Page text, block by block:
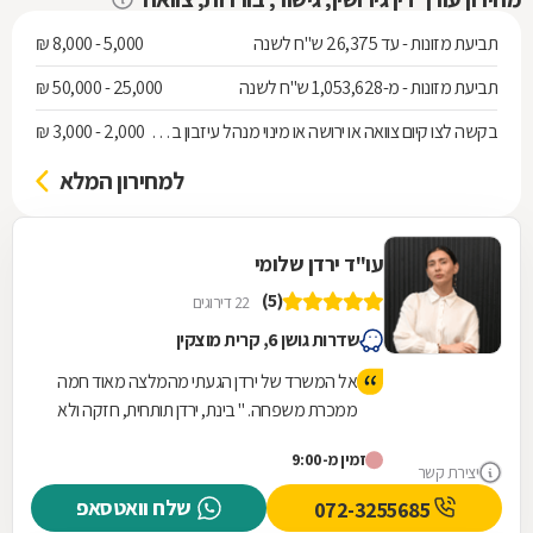
תביעת מזונות - עד 26,375 ש"ח לשנה
5,000 - 8,000 ₪
תביעת מזונות - מ-1,053,628 ש"ח לשנה
25,000 - 50,000 ₪
בקשה לצו קיום צוואה או ירושה או מינוי מנהל עיזבון בלי התנגדות 2,000 - 3,000 ₪
למחירון המלא
יצירת קשר
עו"ד ירדן שלומי
(5) 22 דירוגים
שדרות גושן 6, קרית מוצקין
אל המשרד של ירדן הגעתי מהמלצה מאוד חמה
ממכרת משפחה. " בינת, ירדן תותחית, חזקה ולא
רגשית מול מלחמות במיוחד שאני כבר גרושה
כמה שנים טובות... אבל עם קו אדום מאוד
לגבולות שלי מול הגרוש שלי. וכך היה, ביקשתי לא
זמין מ-9:00
שלח וואטסאפ